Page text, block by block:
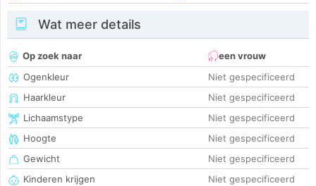
Wat meer details
Op zoek naar
een vrouw
Ogenkleur
Niet gespecificeerd
Haarkleur
Niet gespecificeerd
Lichaamstype
Niet gespecificeerd
Hoogte
Niet gespecificeerd
Gewicht
Niet gespecificeerd
Kinderen krijgen
Niet gespecificeerd